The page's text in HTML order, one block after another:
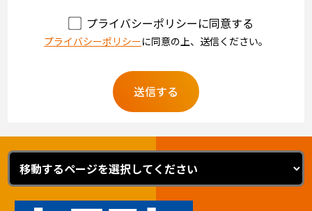
プライバシーポリシーに同意する
プライバシーポリシーに同意の上、送信ください。